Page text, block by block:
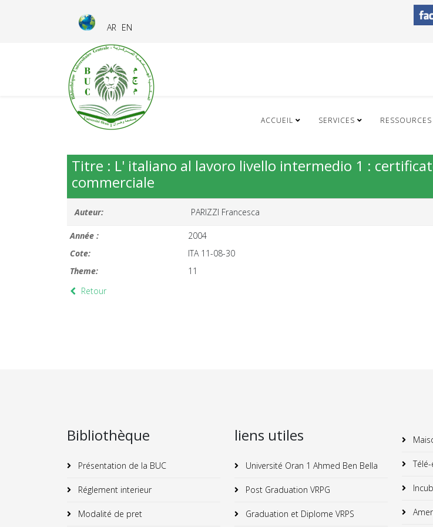
AR EN
ACCUEIL SERVICES RESSOURCES
Titre : L' italiano al lavoro livello intermedio 1 :
commerciale
Auteur: PARIZZI Francesca
Année :
2004
Cote:
ITA 11-08-30
Theme:
11
Retour
Bibliothèque
Présentation de la BUC
Réglement interieur
Modalité de pret
liens utiles
Université Oran 1 Ahmed Ben Bella
Post Graduation VRPG
Graduation et Diplome VRPS